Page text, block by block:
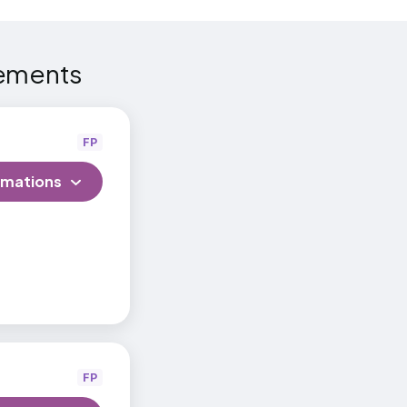
et
FP
FP